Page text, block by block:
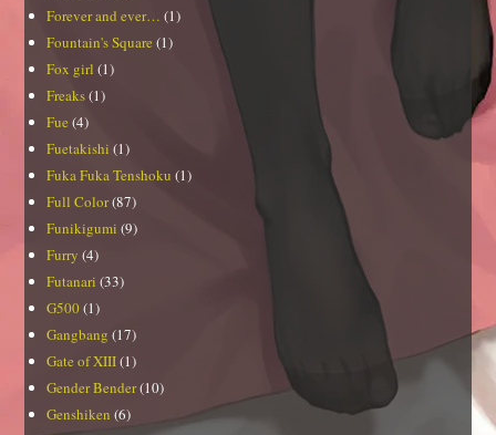
Forever and ever… (1)
Fountain's Square (1)
Fox girl (1)
Freaks(1)
Fue (4)
Fuetakishi (1)
Fuka Fuka Tenshoku (1)
Full Color(87)
Funikigumi (9)
Furry (4)
Futanari (33)
G500 (1)
Gangbang (17)
Gate of XIII(1)
Gender Bender(10)
Genshiken (6)